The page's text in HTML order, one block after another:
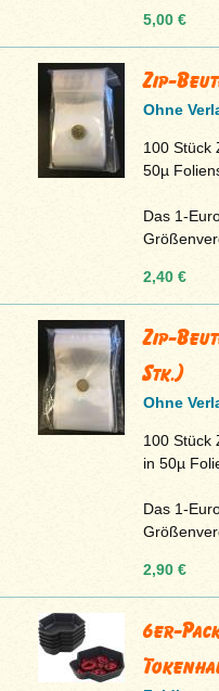
5,00 €
Zip-
Ohne
100 Stück
50µ
Das 1-
2,40 €
Zip-
Stk.)
Ohne
100 Stück
in 50µ
Das 1-
2,90 €
6er-